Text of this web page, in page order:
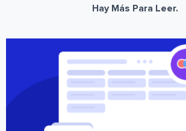
Hay Más Para Leer.